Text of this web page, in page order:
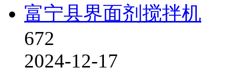
富宁县界面剂搅拌机
672
2024-12-17